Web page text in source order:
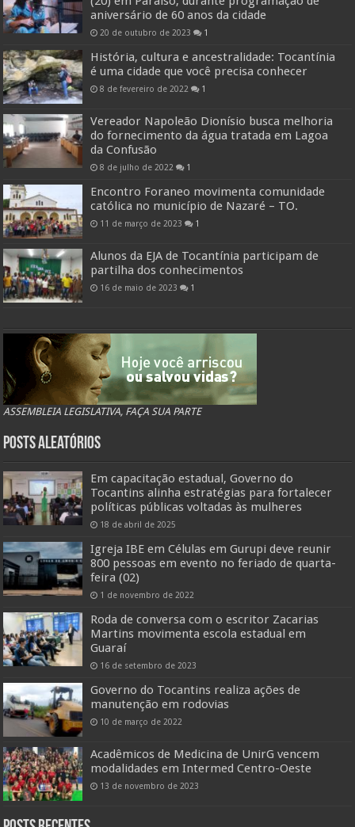
aniversário de 60 anos da cidade
20 de outubro de 2023 1
História, cultura e ancestralidade: Tocantínia
é uma cidade que você precisa conhecer
8 de fevereiro de 2022 1
Vereador Napoleão Dionísio busca melhoria
do fornecimento da água tratada em Lagoa
da Confusão
8 de julho de 2022 1
Encontro Foraneo movimenta comunidade
católica no município de Nazaré – TO.
11 de março de 2023 1
Alunos da EJA de Tocantínia participam de
partilha dos conhecimentos
16 de maio de 2023 1
ASSEMBLEIA LEGISLATIVA, FAÇA SUA PARTE
Posts Aleatórios
Em capacitação estadual, Governo do
Tocantins alinha estratégias para fortalecer
políticas públicas voltadas às mulheres
18 de abril de 2025
Igreja IBE em Células em Gurupi deve reunir
800 pessoas em evento no feriado de quarta-
feira (02)
1 de novembro de 2022
Roda de conversa com o escritor Zacarias
Martins movimenta escola estadual em
Guaraí
16 de setembro de 2023
Governo do Tocantins realiza ações de
manutenção em rodovias
10 de março de 2022
Acadêmicos de Medicina de UnirG vencem
modalidades em Intermed Centro-Oeste
13 de novembro de 2023